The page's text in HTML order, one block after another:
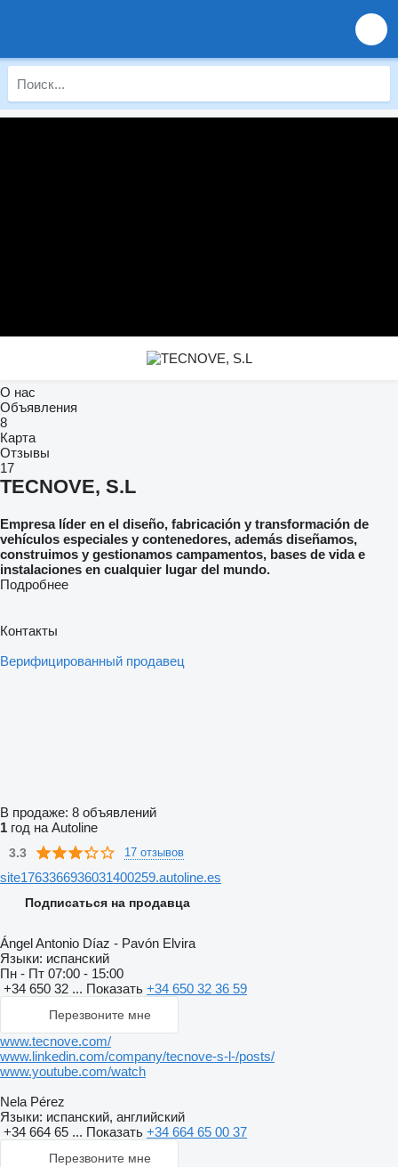
О нас
Объявления
8
Карта
Отзывы
17
TECNOVE, S.L
Empresa líder en el diseño, fabricación y transformación de
vehículos especiales y contenedores, además diseñamos,
construimos y gestionamos campamentos, bases de vida e
instalaciones en cualquier lugar del mundo.
Подробнее
Контакты
Верифицированный продавец
В продаже: 8 объявлений
1 год на Autoline
3.3 17 отзывов
site1763366936031400259.autoline.es
Подписаться на продавца
Ángel Antonio Díaz - Pavón Elvira
Языки: испанский
Пн - Пт 07:00 - 15:00
+34 650 32 ... Показать +34 650 32 36 59
Перезвоните мне
www.tecnove.com/
www.linkedin.com/company/tecnove-s-l-/posts/
www.youtube.com/watch
Nela Pérez
Языки: испанский, английский
+34 664 65 ... Показать +34 664 65 00 37
Перезвоните мне